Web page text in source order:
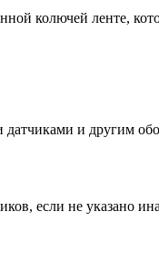
колючей ленте,
и другим
если не указано